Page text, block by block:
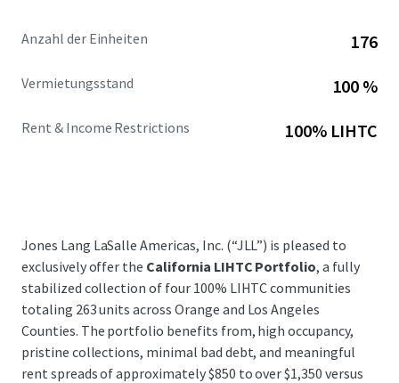
Anzahl der Einheiten 176
Vermietungsstand 100 %
Rent & Income Restrictions 100% LIHTC
Jones Lang LaSalle Americas, Inc. (“JLL”) is pleased to
exclusively offer the California LIHTC Portfolio, a fully
stabilized collection of four 100% LIHTC communities
totaling 263 units across Orange and Los Angeles
Counties. The portfolio benefits from, high occupancy,
pristine collections, minimal bad debt, and meaningful
rent spreads of approximately $850 to over $1,350 versus